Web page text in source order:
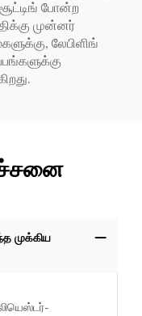
போன்ற
முன்னர்
லேபிளிங்
முக்கிய